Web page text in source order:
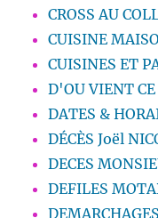
CROSS AU
CUISINE
CUISINES ET
D'OU VIENT
DATES &
DÉCÈS Joël
DECES
DEFILES